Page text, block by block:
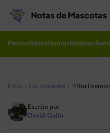
Notas de Mascotas
PerrosGatosHumorNoticiasAves
Inicio Curiosidades
Escrito por
David Gallo